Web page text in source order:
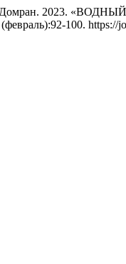
Домран. 2023.
100. https://